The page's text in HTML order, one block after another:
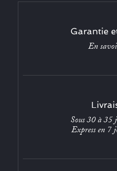
Garantie
En
Sous 30 à 35
Express en 7